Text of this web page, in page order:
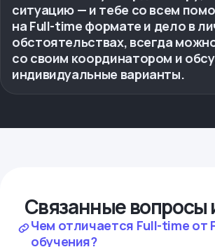
ситуацию — и тебе со всем
на Full-time формате и дело в
обстоятельствах, всегда
со своим координатором и
индивидуальные варианты.
Связанные вопросы
Чем отличается Full-time от
обучения?